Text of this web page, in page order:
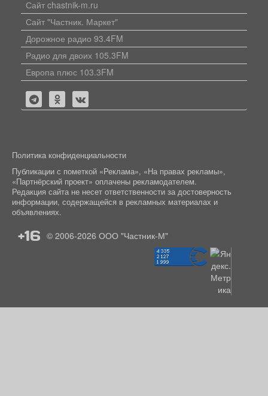
Сайт chastnik-m.ru
Сайт "Частник. Маркет"
Дорожное радио 93.4FM
Радио для двоих 105.3FM
Европа плюс 103.3FM
Политика конфиденциальности
Публикации с пометкой «Реклама», «На правах рекламы»,
«Партнёрский проект» оплачены рекламодателем.
Редакция сайта не несет ответственности за достоверность
информации, содержащейся в рекламных материалах и
объявлениях.
+16 © 2006-2026 ООО "Частник-М"